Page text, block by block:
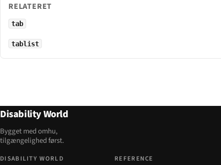
RELATERET
tab
tablist
Disability World
Bygget med omhu,
tilgængelighed først.
DISABILITY WORLD REFERENCE